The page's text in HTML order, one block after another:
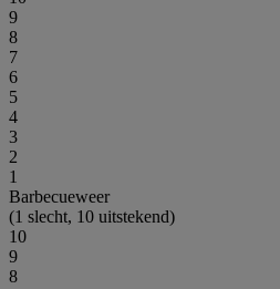
9
8
7
6
5
4
3
2
1
Barbecueweer
(1 slecht, 10 uitstekend)
10
9
8